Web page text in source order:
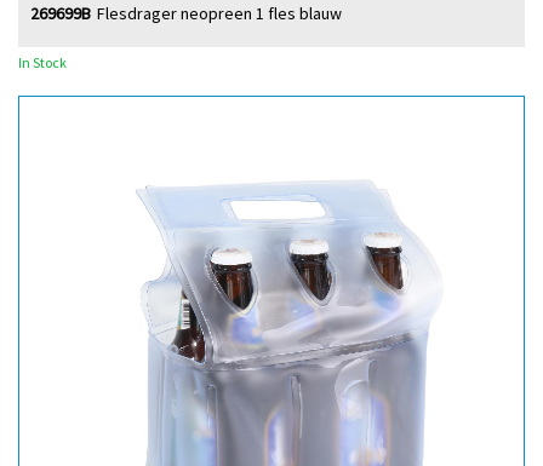
Flesdrager neopreen 1 fles blauw
269699B
In Stock